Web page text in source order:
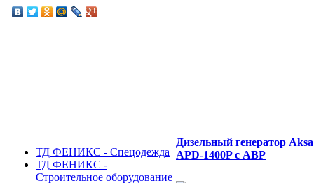
ТД ФЕНИКС - Спецодежда
ТД ФЕНИКС -
Строительное оборудование
Дизельный генератор Aksa
APD-1400P с АВР